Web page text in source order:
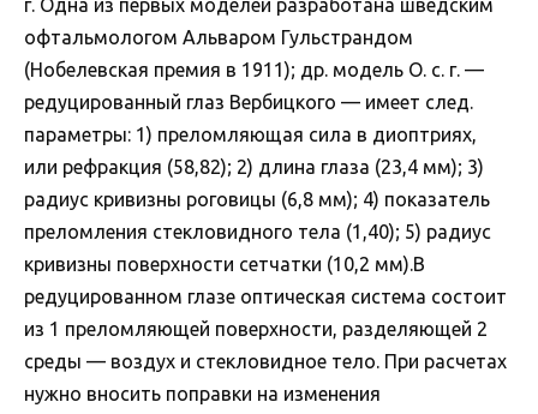
г. Одна из первых моделей разработана шведским
офтальмологом Альваром Гульстрандом
(Нобелевская премия в 1911); др. модель О. с. г. —
редуцированный глаз Вербицкого — имеет след.
параметры: 1) преломляющая сила в диоптриях,
или рефракция (58,82); 2) длина глаза (23,4 мм); 3)
радиус кривизны роговицы (6,8 мм); 4) показатель
преломления стекловидного тела (1,40); 5) радиус
кривизны поверхности сетчатки (10,2 мм).В
редуцированном глазе оптическая система состоит
из 1 преломляющей поверхности, разделяющей 2
среды — воздух и стекловидное тело. При расчетах
нужно вносить поправки на изменения